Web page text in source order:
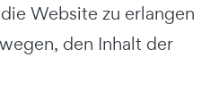
Website zu erlangen
den Inhalt der